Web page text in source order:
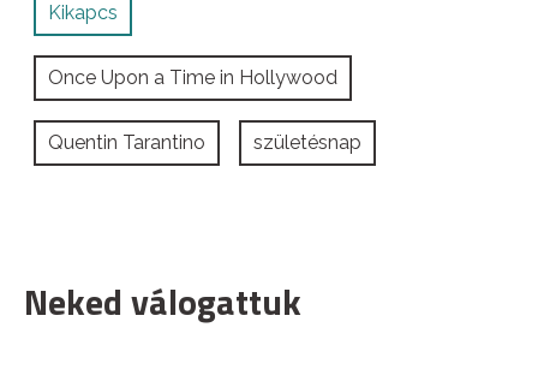
Kikapcs
Once Upon a Time in Hollywood
Quentin Tarantino születésnap
Neked válogattuk